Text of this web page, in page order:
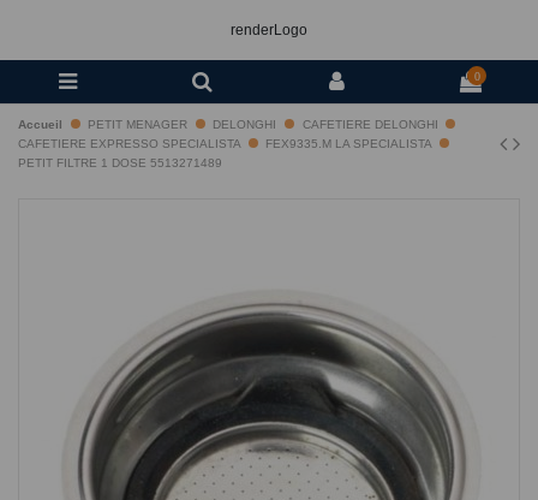
renderLogo
0
Accueil PETIT MENAGER DELONGHI
CAFETIERE DELONGHI
CAFETIERE EXPRESSO SPECIALISTA
FEX9335.M LA SPECIALISTA
PETIT FILTRE 1 DOSE 5513271489